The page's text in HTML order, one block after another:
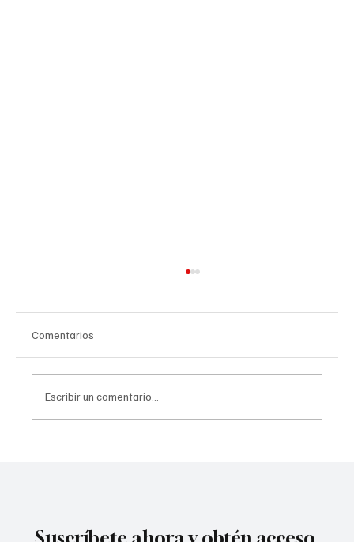
Comentarios
Escribir un comentario...